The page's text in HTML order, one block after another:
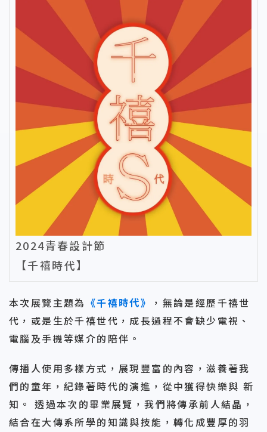
2024青春設計節
【千禧時代】
本次展覽主題為 《千禧時代》
，無論是經歷千禧世
代，或是生於千禧世代，成長過程不會缺少電視、
電腦及手機等媒介的陪伴。
傳播人使用多樣方式，展現豐富的內容，滋養著我
們的童年，紀錄著時代的演進，從中獲得快樂與 新
知。 透過本次的畢業展覽，我們將傳承前人結晶，
結合在大傳系所學的知識與技能，轉化成豐厚的羽